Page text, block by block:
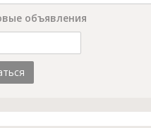
объявления